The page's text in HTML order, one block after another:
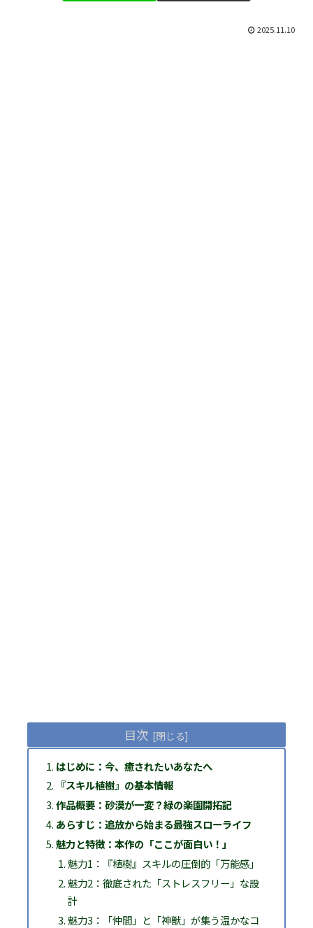
2025.11.10
目次
はじめに：今、癒されたいあなたへ
『スキル植樹』の基本情報
作品概要：砂漠が一変？緑の楽園開拓記
あらすじ：追放から始まる最強スローライフ
魅力と特徴：本作の「ここが面白い！」
魅力1：『植樹』スキルの圧倒的「万能感」
魅力2：徹底された「ストレスフリー」な設
計
魅力3：「仲間」と「神獣」が集う温かなコ